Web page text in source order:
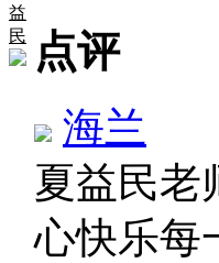
益
民
点评
海兰
夏益民老
心快乐每